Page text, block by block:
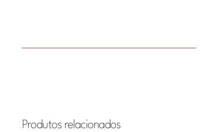
Produtos relacionados